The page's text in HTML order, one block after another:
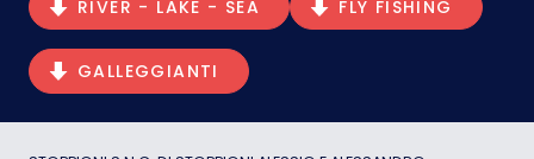
RIVER - LAKE - SEA FLY FISHING
GALLEGGIANTI